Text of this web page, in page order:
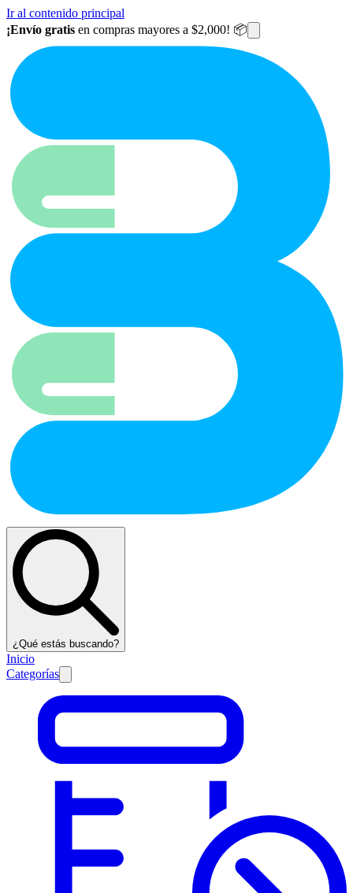
Ir al contenido principal
¡Envío gratis en compras mayores a $2,000! 📦
¿Qué estás buscando?
Inicio
Categorías